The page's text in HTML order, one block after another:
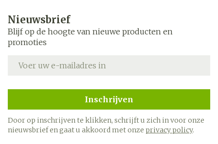
Nieuwsbrief
Blijf op de hoogte van nieuwe producten en
promoties
Inschrijven
Door op inschrijven te klikken, schrijft u zich in voor onze
nieuwsbrief en gaat u akkoord met onze privacy policy.